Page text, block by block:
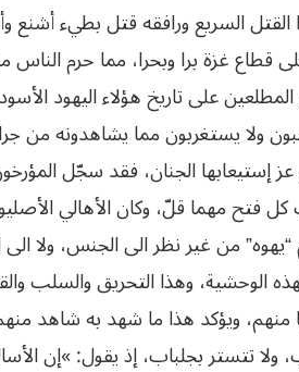
القتل السريع ورافقه قتل بطيء
غزة برا وبحرا، مما حرم الناس
على تاريخ هؤلاء اليهود
ولا يستغربون مما يشاهدونه من
إستيعابها الجنان، فقد سجّل
فتح مهما قلّ، وكان الأهالي
“يهوه” من غير نظر الى الجنس، ولا
فهذه الوحشية، وهذا التحريق
منهم، ويؤكد هذا ما شهد به شاهد
ولا تتستر بجلباب، إذ يقول: »إن